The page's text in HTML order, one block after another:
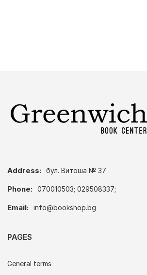
Address: бул. Витоша № 37
Phone: 070010503; 029508337;
Email: info@bookshop.bg
PAGES
General terms